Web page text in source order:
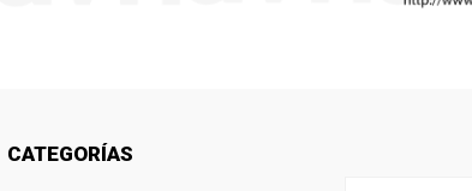
CATEGORÍAS